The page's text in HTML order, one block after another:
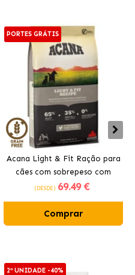
PORTES GRÁTIS
Acana Light & Fit Ração para
cães com sobrepeso com
frango fresco
(DESDE) 69.49 €
Comprar
2ª UNIDADE -40%